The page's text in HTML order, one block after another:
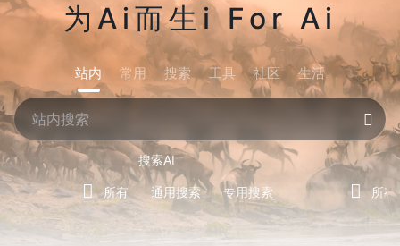
为Ai而生i For Ai
站内 常用 搜索 工具 社区 生活
搜索AI
所有 通用搜索 专用搜索 所有